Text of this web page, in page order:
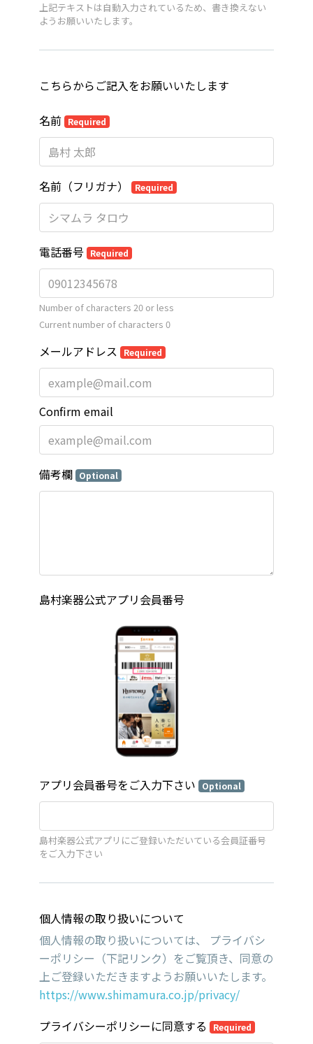
上記テキストは自動入力されているため、書き換えない
ようお願いいたします。
こちらからご記入をお願いいたします
名前 Required
名前（フリガナ） Required
電話番号 Required
Number of characters 20 or less
Current number of characters 0
メールアドレス Required
Confirm email
備考欄 Optional
島村楽器公式アプリ会員番号
アプリ会員番号をご入力下さい Optional
島村楽器公式アプリにご登録いただいている会員証番号
をご入力下さい
個人情報の取り扱いについて
個人情報の取り扱いについては、 プライバシ
ーポリシー（下記リンク）をご覧頂き、同意の
上ご登録いただきますようお願いいたします。
https://www.shimamura.co.jp/privacy/
プライバシーポリシーに同意する
Required